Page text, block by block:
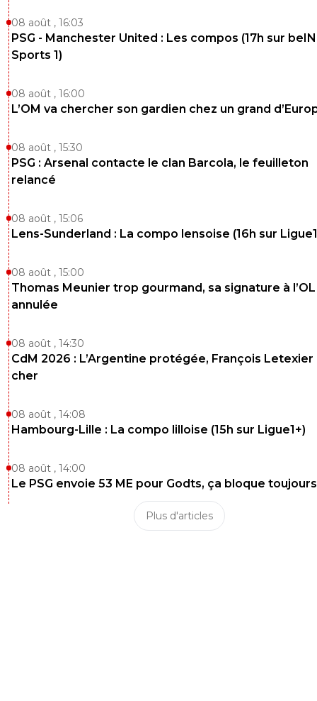
08 août , 16:03
PSG - Manchester United : Les compos (17h sur beIN
Sports 1)
08 août , 16:00
L’OM va chercher son gardien chez un grand
08 août , 15:30
PSG : Arsenal contacte le clan Barcola, le feuilleton
relancé
08 août , 15:06
Lens-Sunderland : La compo lensoise (16h sur
08 août , 15:00
Thomas Meunier trop gourmand, sa signature à l’OL
annulée
08 août , 14:30
CdM 2026 : L’Argentine protégée, François Letexier
cher
08 août , 14:08
Hambourg-Lille : La compo lilloise (15h sur Ligue1+)
08 août , 14:00
Le PSG envoie 53 ME pour Godts, ça bloque toujours
Plus d'articles